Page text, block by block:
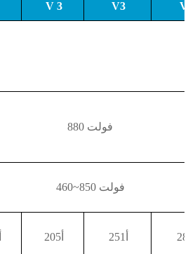
V 3 V3 V3
880 فولت
460~850 فولت
205أ